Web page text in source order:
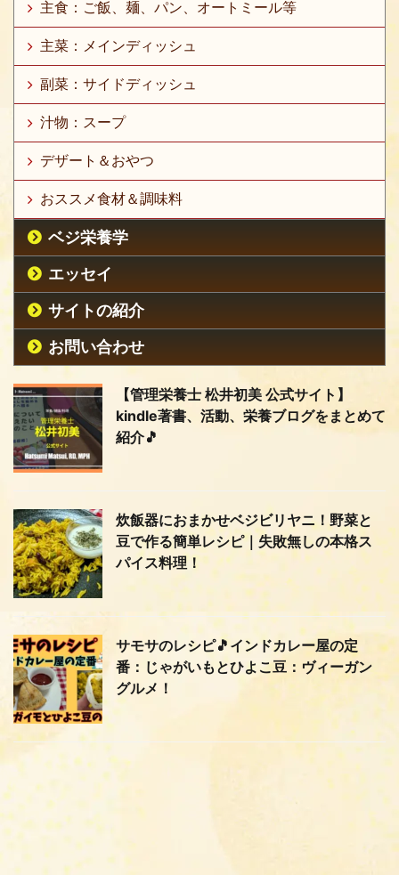
主食：ご飯、麺、パン、オートミール等
主菜：メインディッシュ
副菜：サイドディッシュ
汁物：スープ
デザート＆おやつ
おススメ食材＆調味料
ベジ栄養学
エッセイ
サイトの紹介
お問い合わせ
【管理栄養士 松井初美 公式サイト】
kindle著書、活動、栄養ブログをまとめて
紹介🎵
炊飯器におまかせベジビリヤニ！野菜と
豆で作る簡単レシピ｜失敗無しの本格ス
パイス料理！
サモサのレシピ🎵インドカレー屋の定
番：じゃがいもとひよこ豆：ヴィーガン
グルメ！